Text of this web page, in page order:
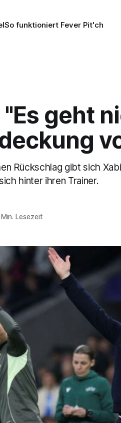
So funktioniert Fever Pit'ch
geht
Rückschlag gibt sich
hinter ihren Trainer.
Lesezeit